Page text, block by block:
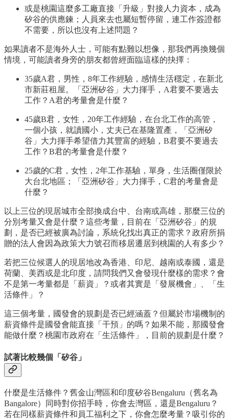
或是桃園這麼多工廠直接「升級」對接人力資本，成為
矽谷的供應鍊；人員來去也屬短暫停留，連工作簽證都
不需要，所以也沒有上述問題？
如果讀者不是海外人士，可能有點難以想像，那我們再換幾個
情境，可能讀者身旁的朋友都曾經面臨這樣的抉擇：
35歲A君，男性，8年工作經驗，感情生活穩定，在新北
市新莊租屋。「亞洲矽谷」大力揮手，A君要不要過去
工作？A君的考量會是什麼？
45歲B君，女性，20年工作經驗，在台北工作的高管，
一個小孩，就讀國小，丈夫已在基隆置產，「亞洲矽
谷」大力揮手希望借力其豐富的經驗，B君要不要過去
工作？B君的考量會是什麼？
25歲的C君，女性，2年工作基驗，單身，生活圈僅限於
大台北地區；「亞洲矽谷」大力揮手，C君的考量會是
什麼？
以上三位的現居城市全部換成台中、台南或高雄，那麼三位的
分別考量又會是什麼？這些考量，目前在「亞洲矽谷」的規
劃，是否已經被廣為討論，系統化找出真正的需求？政府所捐
贈的法人會因為政策大力號召而移居遷居到桃園的人有多少？
若把三位候選人的現居地改為香港、印尼、越南或泰國，還是
荷蘭、美西或是北印度，請問我們又會發現什麼樣的需求？會
不是第一考量都是「薪資」？或者其實是「發展機會」、「生
活條件」？
這三個考量，國發會的規劃是否已經涵蓋？但屬於市場機制的
薪資條件是國發會能直接「干預」的嗎？如果不能，那國發會
能做什麼？桃園市政府在「生活條件」，目前的規劃是什麼？
試著比較幾個「矽谷」
什麼是生活條件？舊金山灣區和印度矽谷Bengaluru（舊名為
Bangalore）同時對你招手時，你會去灣區，還是Bengaluru？
若在同樣薪資條件和員工福利之下，你會怎麼考量？吸引你的